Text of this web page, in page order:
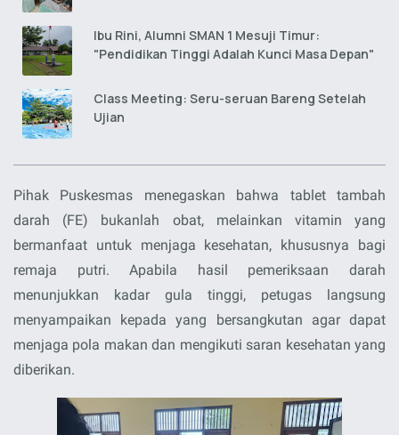
Ibu Rini, Alumni SMAN 1 Mesuji Timur:
"Pendidikan Tinggi Adalah Kunci Masa Depan"
Class Meeting: Seru-seruan Bareng Setelah
Ujian
Pihak Puskesmas menegaskan bahwa tablet tambah
darah (FE) bukanlah obat, melainkan vitamin yang
bermanfaat untuk menjaga kesehatan, khususnya bagi
remaja putri. Apabila hasil pemeriksaan darah
menunjukkan kadar gula tinggi, petugas langsung
menyampaikan kepada yang bersangkutan agar dapat
menjaga pola makan dan mengikuti saran kesehatan yang
diberikan.